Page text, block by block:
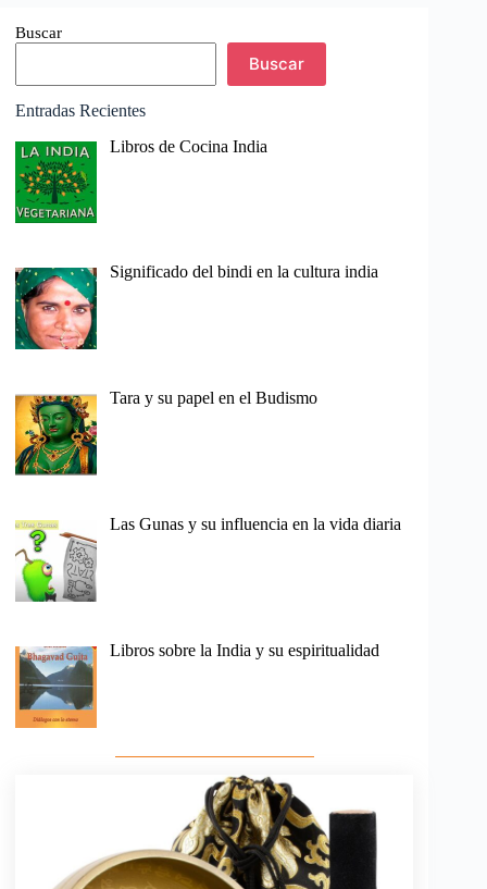
Buscar
Buscar
Entradas Recientes
Libros de Cocina India
Significado del bindi en la cultura india
Tara y su papel en el Budismo
Las Gunas y su influencia en la vida diaria
Libros sobre la India y su espiritualidad